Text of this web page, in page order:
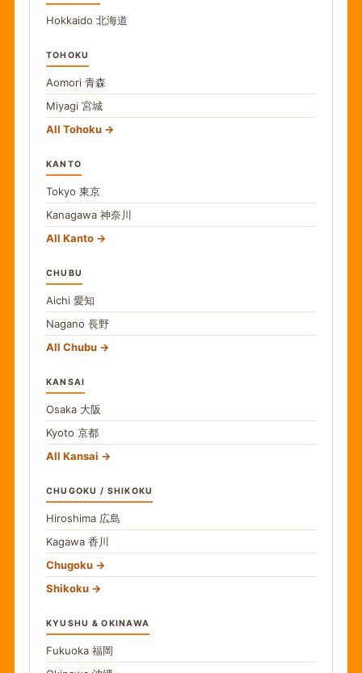
Hokkaido 北海道
TOHOKU
Aomori 青森
Miyagi 宮城
All Tohoku
KANTO
Tokyo 東京
Kanagawa 神奈川
All Kanto
CHUBU
Aichi 愛知
Nagano 長野
All Chubu
KANSAI
Osaka 大阪
Kyoto 京都
All Kansai
CHUGOKU / SHIKOKU
Hiroshima 広島
Kagawa 香川
Chugoku
Shikoku
KYUSHU & OKINAWA
Fukuoka 福岡